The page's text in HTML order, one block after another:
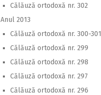
Călăuză ortodoxă nr. 302
Anul 2013
Călăuză ortodoxă nr. 300-301
Călăuză ortodoxă nr. 299
Călăuză ortodoxă nr. 298
Călăuză ortodoxă nr. 297
Călăuză ortodoxă nr. 296